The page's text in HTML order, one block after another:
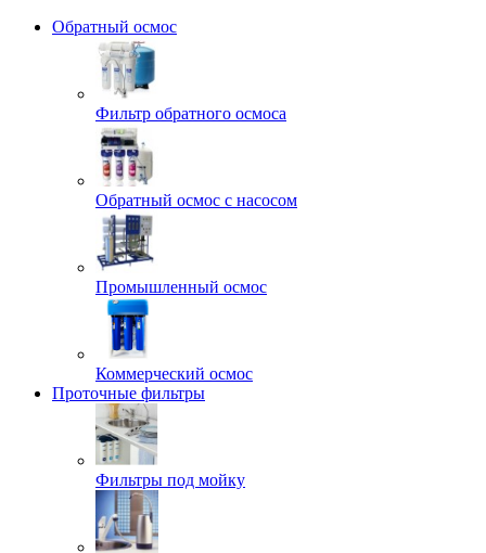
Обратный осмос
Фильтр обратного осмоса
Обратный осмос с насосом
Промышленный осмос
Коммерческий осмос
Проточные фильтры
Фильтры под мойку